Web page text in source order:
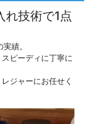
れ技術で1点
績。
ピーディに丁寧に
ジャーにお任せく